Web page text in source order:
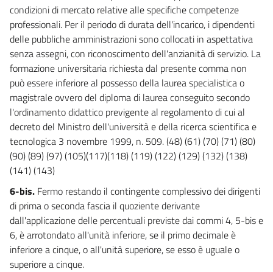
condizioni di mercato relative alle specifiche competenze
professionali. Per il periodo di durata dell'incarico, i dipendenti
delle pubbliche amministrazioni sono collocati in aspettativa
senza assegni, con riconoscimento dell'anzianità di servizio. La
formazione universitaria richiesta dal presente comma non
può essere inferiore al possesso della laurea specialistica o
magistrale ovvero del diploma di laurea conseguito secondo
l'ordinamento didattico previgente al regolamento di cui al
decreto del Ministro dell'università e della ricerca scientifica e
tecnologica 3 novembre 1999, n. 509. (48) (61) (70) (71) (80)
(90) (89) (97) (105)(117)(118) (119) (122) (129) (132) (138)
(141) (143)
6-bis. Fermo restando il contingente complessivo dei dirigenti
di prima o seconda fascia il quoziente derivante
dall'applicazione delle percentuali previste dai commi 4, 5-bis e
6, è arrotondato all'unità inferiore, se il primo decimale è
inferiore a cinque, o all'unità superiore, se esso è uguale o
superiore a cinque.